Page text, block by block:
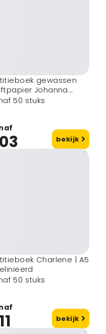
gewassen
Johanna
50 stuks
bekijk
Charlene | A5
50 stuks
bekijk